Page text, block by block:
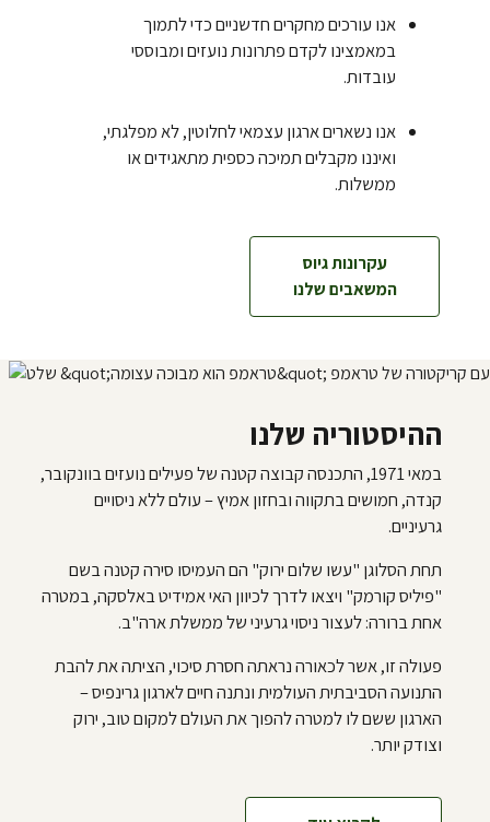
אנו עורכים מחקרים חדשניים כדי לתמוך
במאמצינו לקדם פתרונות נועזים ומבוססי
עובדות.
אנו נשארים ארגון עצמאי לחלוטין, לא מפלגתי,
ואיננו מקבלים תמיכה כספית מתאגידים או
ממשלות.
עקרונות גיוס
המשאבים שלנו
ההיסטוריה שלנו
במאי 1971, התכנסה קבוצה קטנה של פעילים נועזים בוונקובר,
קנדה, חמושים בתקווה ובחזון אמיץ – עולם ללא ניסויים
גרעיניים.
תחת הסלוגן "עשו שלום ירוק" הם העמיסו סירה קטנה בשם
"פיליס קורמק" ויצאו לדרך לכיוון האי אמידיט באלסקה, במטרה
אחת ברורה: לעצור ניסוי גרעיני של ממשלת ארה"ב.
פעולה זו, אשר לכאורה נראתה חסרת סיכוי, הציתה את להבת
התנועה הסביבתית העולמית ונתנה חיים לארגון גרינפיס –
הארגון ששם לו למטרה להפוך את העולם למקום טוב, ירוק
וצודק יותר.